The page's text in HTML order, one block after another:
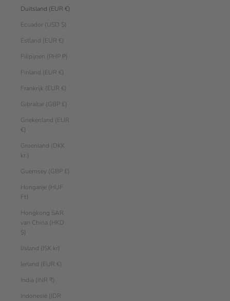
Duitsland (EUR €)
Ecuador (USD $)
Estland (EUR €)
Filipijnen (PHP ₱)
Finland (EUR €)
Frankrijk (EUR €)
Gibraltar (GBP £)
Griekenland (EUR
€)
Groenland (DKK
kr.)
Guernsey (GBP £)
Hongarije (HUF
Ft)
Hongkong SAR
van China (HKD
$)
IJsland (ISK kr)
Ierland (EUR €)
India (INR ₹)
Indonesië (IDR